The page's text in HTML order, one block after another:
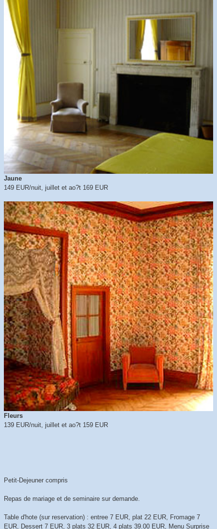
Jaune
149 EUR/nuit, juillet et ao?t 169 EUR
Fleurs
139 EUR/nuit, juillet et ao?t 159 EUR
Petit-Dejeuner compris
Repas de mariage et de seminaire sur demande.
Table d'hote (sur reservation) : entree 7 EUR, plat 22 EUR, Fromage 7
EUR, Dessert 7 EUR, 3 plats 32 EUR, 4 plats 39.00 EUR, Menu Surprise